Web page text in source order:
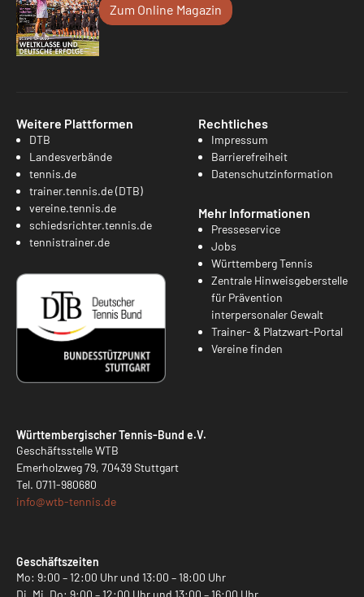
Zum Online Magazin
Weitere Plattformen
DTB
Landesverbände
tennis.de
trainer.tennis.de (DTB)
vereine.tennis.de
schiedsrichter.tennis.de
tennistrainer.de
Rechtliches
Impressum
Barrierefreiheit
Datenschutzinformation
Mehr Informationen
Presseservice
Jobs
Württemberg Tennis
Zentrale Hinweisgeberstelle
für Prävention
interpersonaler Gewalt
Trainer- & Platzwart-Portal
Vereine finden
Württembergischer Tennis-Bund e.V.
Geschäftsstelle WTB
Emerholzweg 79, 70439 Stuttgart
Tel. 0711-980680
info@wtb-tennis.de
Geschäftszeiten
Mo: 9:00 – 12:00 Uhr und 13:00 – 18:00 Uhr
Di, Mi, Do: 9:00 – 12:00 Uhr und 13:00 – 16:00 Uhr